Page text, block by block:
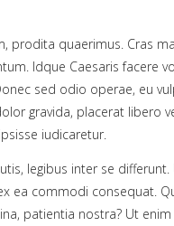
prodita quaerimus. Cras
Idque Caesaris facere
sed odio operae, eu
gravida, placerat libero
iudicaretur.
legibus inter se differunt.
ea commodi consequat.
patientia nostra? Ut